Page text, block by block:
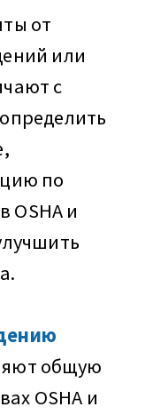
от
или
с
по
и
общую
OSHA и